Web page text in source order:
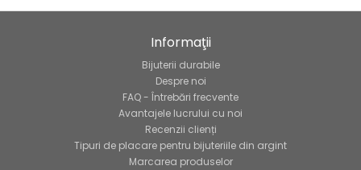
Informaţii
Bijuterii durabile
Despre noi
FAQ - Întrebări frecvente
Avantajele lucrului cu noi
Recenzii clienți
Tipuri de placare pentru bijuteriile din argint
Marcarea produselor